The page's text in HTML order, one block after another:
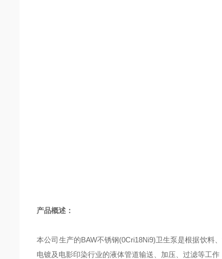
产品概述：
本公司生产的BAW不锈钢(0Cri18Ni9)卫生泵是根据饮料
电镀及电影印染行业的液体管道输送、加压、过滤等工